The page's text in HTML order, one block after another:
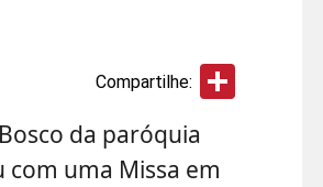
Compartilhe:
da paróquia
com uma Missa em